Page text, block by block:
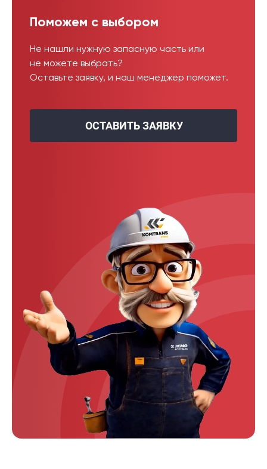
Поможем с выбором
Не нашли нужную запасную часть или
не можете выбрать?
Оставьте заявку, и наш менеджер поможет.
ОСТАВИТЬ ЗАЯВКУ